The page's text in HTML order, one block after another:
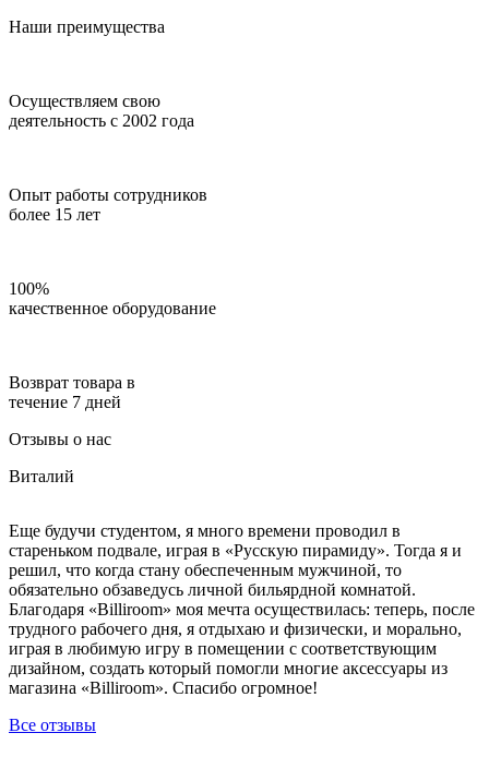
Наши преимущества
Осуществляем свою
деятельность с 2002 года
Опыт работы сотрудников
более 15 лет
100%
качественное оборудование
Возврат товара в
течение 7 дней
Отзывы о нас
Виталий
Еще будучи студентом, я много времени проводил в
стареньком подвале, играя в «Русскую пирамиду». Тогда я и
решил, что когда стану обеспеченным мужчиной, то
обязательно обзаведусь личной бильярдной комнатой.
Благодаря «Billiroom» моя мечта осуществилась: теперь, после
трудного рабочего дня, я отдыхаю и физически, и морально,
играя в любимую игру в помещении с соответствующим
дизайном, создать который помогли многие аксессуары из
магазина «Billiroom». Спасибо огромное!
Все отзывы